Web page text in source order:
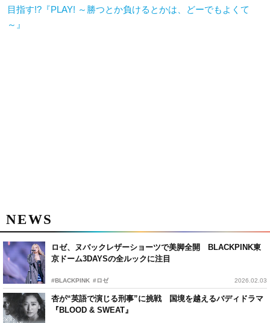
目指す!?『PLAY! ～勝つとか負けるとかは、どーでもよくて
～』
NEWS
ロゼ、ヌバックレザーショーツで美脚全開 BLACKPINK東
京ドーム3DAYSの全ルックに注目
#BLACKPINK #ロゼ 2026.02.03
杏が“英語で演じる刑事”に挑戦 国境を越えるバディドラマ
『BLOOD & SWEAT』